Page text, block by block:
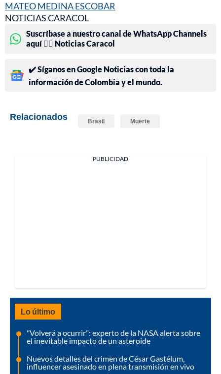
MATEO MEDINA ESCOBAR
NOTICIAS CARACOL
Suscríbase a nuestro canal de WhatsApp Channels
aquí 👉🏻 Noticias Caracol
✔️ Síganos en Google Noticias con toda la
información de Colombia y el mundo.
Relacionados Brasil Muerte
PUBLICIDAD
Lo último
"Volverá a ocurrir": experto de la NASA alerta sobre
el inevitable impacto de un asteroide
Nuevos detalles del crimen de César Gastélum,
influencer asesinado en plena transmisión en vivo